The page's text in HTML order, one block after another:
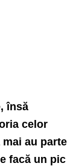
însă
celor
au parte
facă un pic